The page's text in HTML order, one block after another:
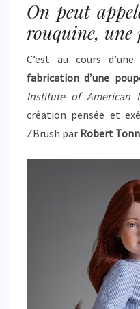
On peut
rouquine, une
C’est au cours
fabrication d’une
Institute of American
création pensée et
ZBrush par Robert